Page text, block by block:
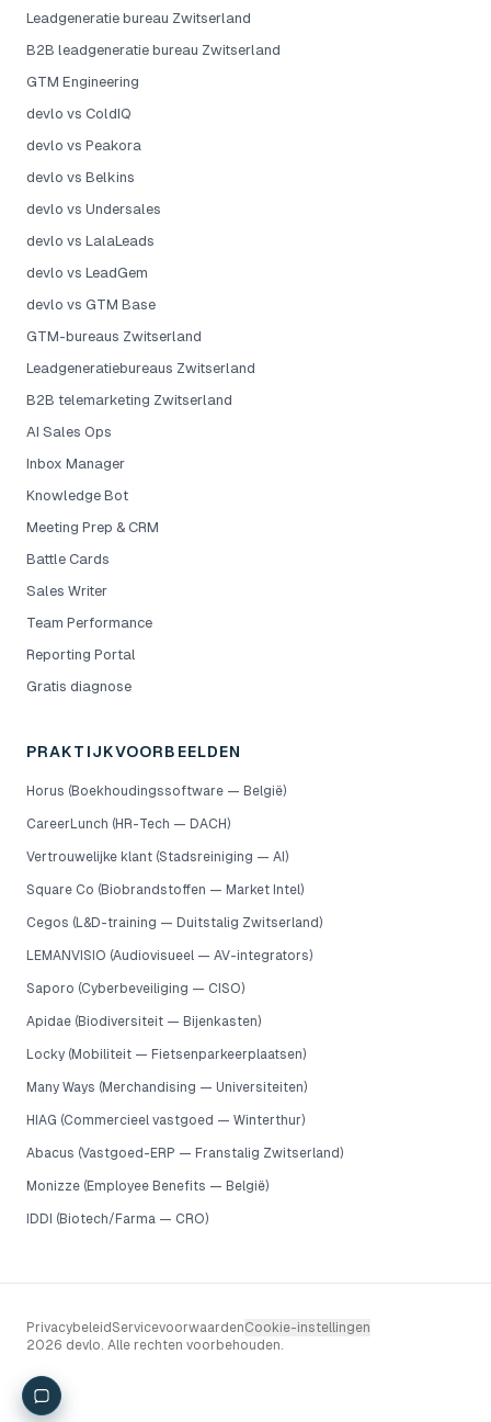
Leadgeneratie bureau Zwitserland
B2B leadgeneratie bureau Zwitserland
GTM Engineering
devlo vs ColdIQ
devlo vs Peakora
devlo vs Belkins
devlo vs Undersales
devlo vs LalaLeads
devlo vs LeadGem
devlo vs GTM Base
GTM-bureaus Zwitserland
Leadgeneratiebureaus Zwitserland
B2B telemarketing Zwitserland
AI Sales Ops
Inbox Manager
Knowledge Bot
Meeting Prep & CRM
Battle Cards
Sales Writer
Team Performance
Reporting Portal
Gratis diagnose
PRAKTIJKVOORBEELDEN
Horus (Boekhoudingssoftware — België)
CareerLunch (HR-Tech — DACH)
Vertrouwelijke klant (Stadsreiniging — AI)
Square Co (Biobrandstoffen — Market Intel)
Cegos (L&D-training — Duitstalig Zwitserland)
LEMANVISIO (Audiovisueel — AV-integrators)
Saporo (Cyberbeveiliging — CISO)
Apidae (Biodiversiteit — Bijenkasten)
Locky (Mobiliteit — Fietsenparkeerplaatsen)
Many Ways (Merchandising — Universiteiten)
HIAG (Commercieel vastgoed — Winterthur)
Abacus (Vastgoed-ERP — Franstalig Zwitserland)
Monizze (Employee Benefits — België)
IDDI (Biotech/Farma — CRO)
PrivacybeleidServicevoorwaardenCookie-instellingen
2026 devlo. Alle rechten voorbehouden.